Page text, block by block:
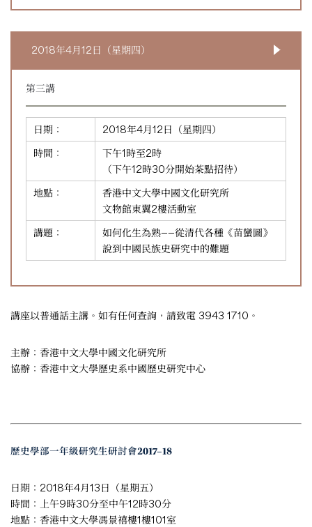
2018年4月12日（星期四）
第三講
日期：
2018年4月12日（星期四）
時間：
下午1時至2時
（下午12時30分開始茶點招待）
地點：
香港中文大學中國文化研究所
文物館東翼2樓活動室
講題：
如何化生為熟——從清代各種《苗蠻圖》
說到中國民族史研究中的難題
講座以普通話主講。如有任何查詢，請致電 3943 1710。
主辦：香港中文大學中國文化研究所
協辦：香港中文大學歷史系中國歷史研究中心
歷史學部一年級研究生研討會2017–18
日期：2018年4月13日（星期五）
時間：上午9時30分至中午12時30分
地點：香港中文大學馮景禧樓1樓101室